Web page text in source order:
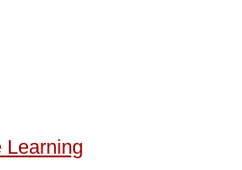
Learning